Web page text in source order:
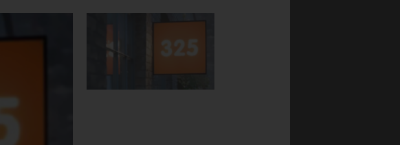
være dets høje transparens,
på to forskellige måder: Akryl XT
Akryl er som udgangspunkt
af farver. Akryl kan genanvendes.